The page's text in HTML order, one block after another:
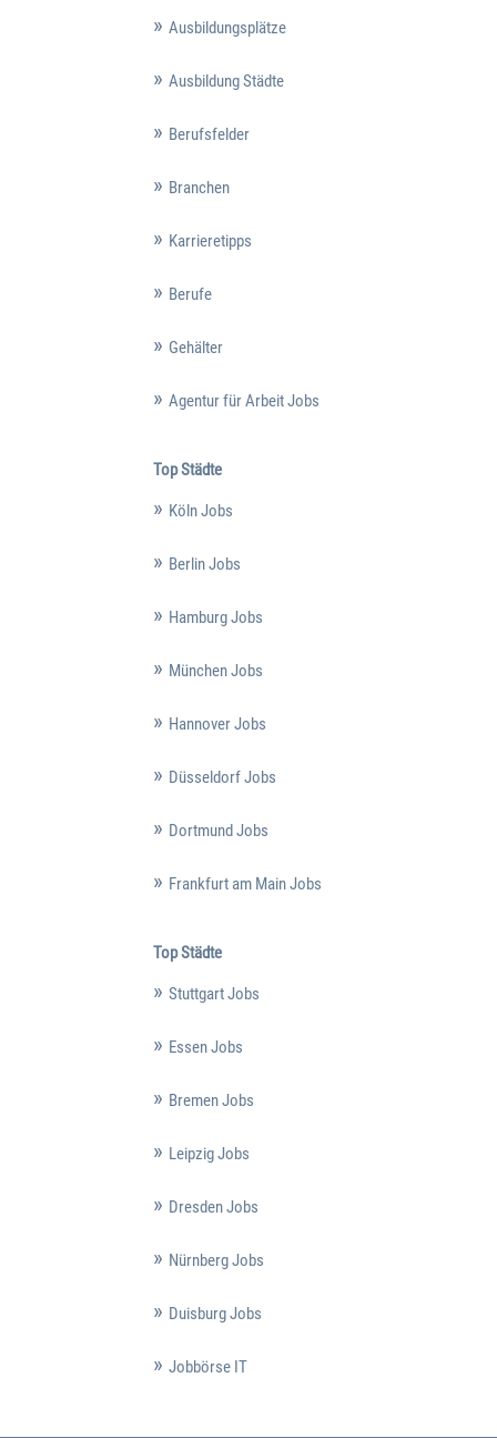
Ausbildungsplätze
Ausbildung Städte
Berufsfelder
Branchen
Karrieretipps
Berufe
Gehälter
Agentur für Arbeit Jobs
Top Städte
Köln Jobs
Berlin Jobs
Hamburg Jobs
München Jobs
Hannover Jobs
Düsseldorf Jobs
Dortmund Jobs
Frankfurt am Main Jobs
Top Städte
Stuttgart Jobs
Essen Jobs
Bremen Jobs
Leipzig Jobs
Dresden Jobs
Nürnberg Jobs
Duisburg Jobs
Jobbörse IT